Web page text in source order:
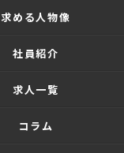
求める人物像
社員紹介
求人一覧
コラム